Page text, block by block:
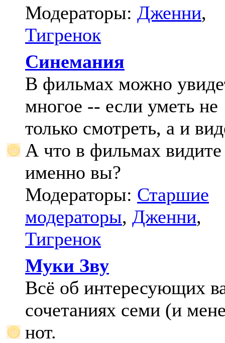
Модераторы: Дженни,
Тигренок
Синемания
В фильмах можно
многое -- если уметь не
только смотреть, а и
А что в фильмах видите
именно вы?
Модераторы: Старшие
модераторы, Дженни,
Тигренок
Муки Зву
Всё об интересующих
сочетаниях семи (и
нот.